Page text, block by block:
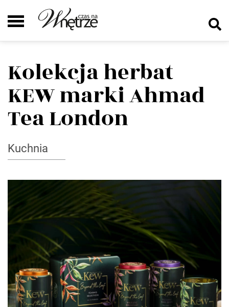
Kolekcja herbat
KEW marki Ahmad
Tea London
Kuchnia